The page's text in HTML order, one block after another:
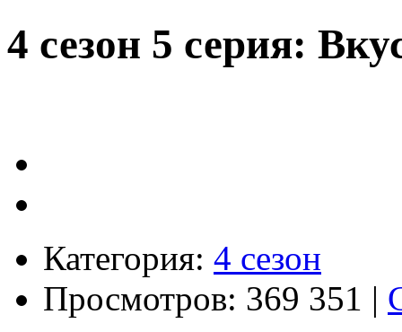
4 сезон 5 серия:
Категория: 4 сезон
Просмотров: 369 351 |